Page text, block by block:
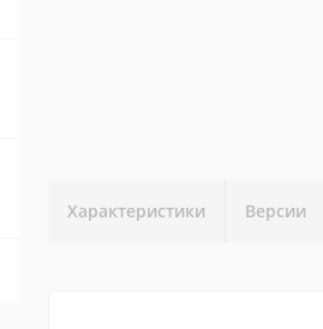
Характеристики Версии